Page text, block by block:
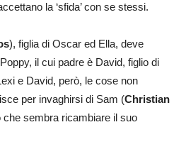
la ‘sfida’ con se stessi.
), figlia di Oscar ed Ella, deve
il cui padre è David, figlio di
e David, però, le cose non
per invaghirsi di Sam (Christian
che sembra ricambiare il suo